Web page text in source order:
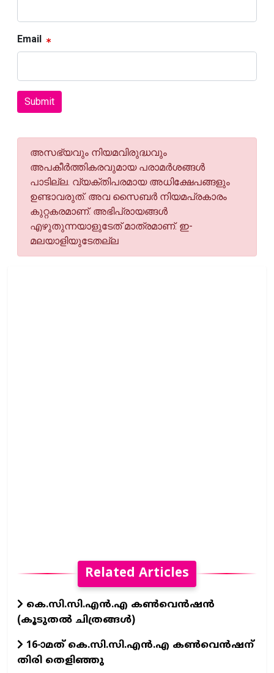
Email
Submit
അസഭ്യവും നിയമവിരുദ്ധവും
അപകീര്‍ത്തികരവുമായ പരാമര്‍ശങ്ങള്‍
പാടില്ല. വ്യക്തിപരമായ അധിക്ഷേപങ്ങളും
ഉണ്ടാവരുത്. അവ സൈബര്‍ നിയമപ്രകാരം
കുറ്റകരമാണ്. അഭിപ്രായങ്ങള്‍
എഴുതുന്നയാളുടേത് മാത്രമാണ്. ഇ-
മലയാളിയുടേതല്ല
Related Articles
കെ.സി.സി.എന്‍.എ കൺവെൻഷൻ
(കൂടുതല്‍ ചിത്രങ്ങള്‍)
16-ാമത് കെ.സി.സി.എന്‍.എ കൺവെൻഷന്
തിരി തെളിഞ്ഞു